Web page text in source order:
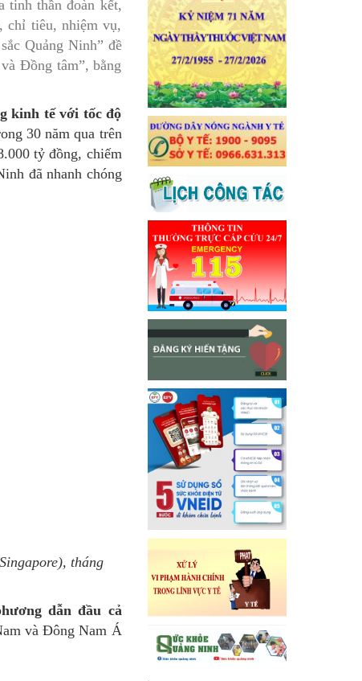
tinh thần đoàn kết,
chỉ tiêu, nhiệm vụ,
Quảng Ninh” đề
Đồng tâm”, bằng
kinh tế với tốc độ
30 năm qua trên
tỷ đồng, chiếm
đã nhanh chóng
tháng
dẫn đầu cả
và Đông Nam Á